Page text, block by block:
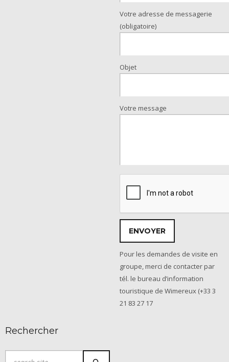
Votre adresse de messagerie
(obligatoire)
Objet
Votre message
Pour les demandes de visite en
groupe, merci de contacter par
tél. le bureau d’information
touristique de Wimereux (+33 3
21 83 27 17
Rechercher